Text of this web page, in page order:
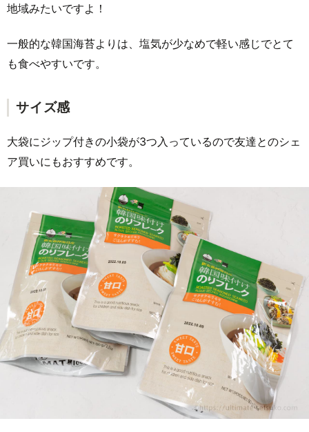
地域みたいですよ！
一般的な韓国海苔よりは、塩気が少なめで軽い感じでとて
も食べやすいです。
サイズ感
大袋にジップ付きの小袋が3つ入っているので友達とのシェ
ア買いにもおすすめです。